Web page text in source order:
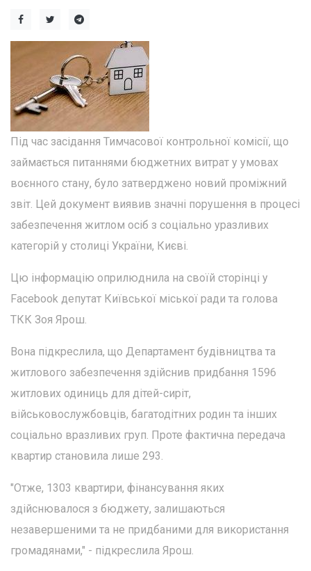
Під час засідання Тимчасової контрольної комісії, що
займається питаннями бюджетних витрат у умовах
воєнного стану, було затверджено новий проміжний
звіт. Цей документ виявив значні порушення в процесі
забезпечення житлом осіб з соціально уразливих
категорій у столиці України, Києві.
Цю інформацію оприлюднила на своїй сторінці у
Facebook депутат Київської міської ради та голова
ТКК Зоя Ярош.
Вона підкреслила, що Департамент будівництва та
житлового забезпечення здійснив придбання 1596
житлових одиниць для дітей-сиріт,
військовослужбовців, багатодітних родин та інших
соціально вразливих груп. Проте фактична передача
квартир становила лише 293.
"Отже, 1303 квартири, фінансування яких
здійснювалося з бюджету, залишаються
незавершеними та не придбаними для використання
громадянами," - підкреслила Ярош.